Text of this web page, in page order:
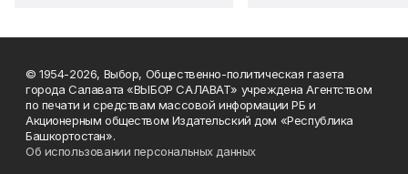
© 1954-2026, Выбор, Общественно-политическая газета
города Салавата «ВЫБОР САЛАВАТ» учреждена Агентством
по печати и средствам массовой информации РБ и
Акционерным обществом Издательский дом «Республика
Башкортостан».
Об использовании персональных данных